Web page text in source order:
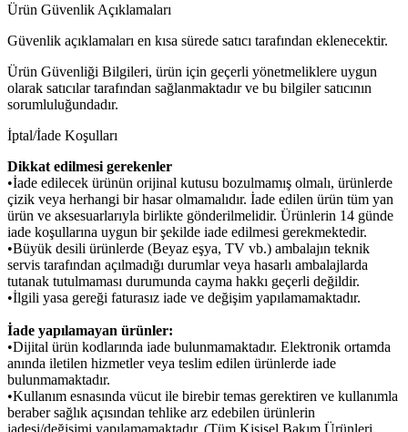
Ürün Güvenlik Açıklamaları
Güvenlik açıklamaları en kısa sürede satıcı tarafından eklenecektir.
Ürün Güvenliği Bilgileri, ürün için geçerli yönetmeliklere uygun
olarak satıcılar tarafından sağlanmaktadır ve bu bilgiler satıcının
sorumluluğundadır.
İptal/İade Koşulları
Dikkat edilmesi gerekenler
•İade edilecek ürünün orijinal kutusu bozulmamış olmalı, ürünlerde
çizik veya herhangi bir hasar olmamalıdır. İade edilen ürün tüm yan
ürün ve aksesuarlarıyla birlikte gönderilmelidir. Ürünlerin 14 günde
iade koşullarına uygun bir şekilde iade edilmesi gerekmektedir.
•Büyük desili ürünlerde (Beyaz eşya, TV vb.) ambalajın teknik
servis tarafından açılmadığı durumlar veya hasarlı ambalajlarda
tutanak tutulmaması durumunda cayma hakkı geçerli değildir.
•İlgili yasa gereği faturasız iade ve değişim yapılamamaktadır.
İade yapılamayan ürünler:
•Dijital ürün kodlarında iade bulunmamaktadır. Elektronik ortamda
anında iletilen hizmetler veya teslim edilen ürünlerde iade
bulunmamaktadır.
•Kullanım esnasında vücut ile birebir temas gerektiren ve kullanımla
beraber sağlık açısından tehlike arz edebilen ürünlerin
iadesi/değişimi yapılamamaktadır. (Tüm Kişisel Bakım Ürünleri,